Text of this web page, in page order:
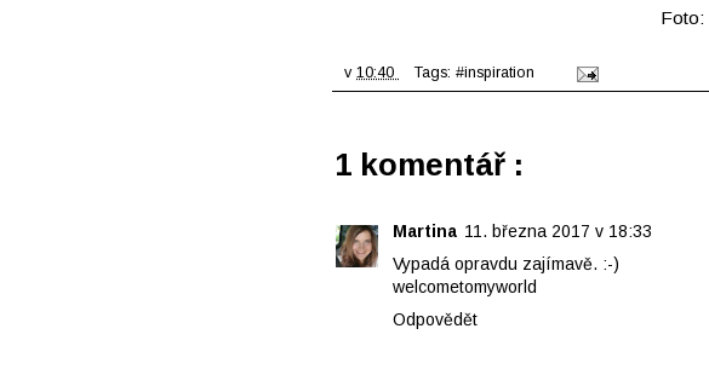
Foto:
v 10:40 Tags: #inspiration
1 komentář :
Martina 11. března 2017 v 18:33
Vypadá opravdu zajímavě. :-)
welcometomyworld
Odpovědět